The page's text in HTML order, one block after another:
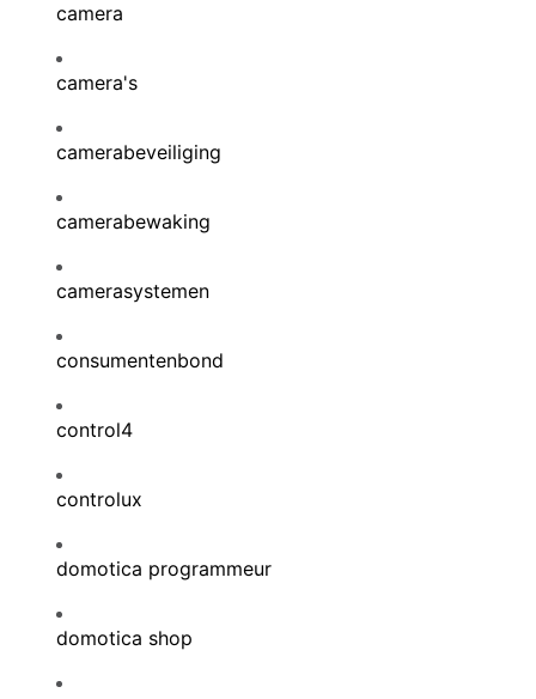
camera
camera's
camerabeveiliging
camerabewaking
camerasystemen
consumentenbond
control4
controlux
domotica programmeur
domotica shop